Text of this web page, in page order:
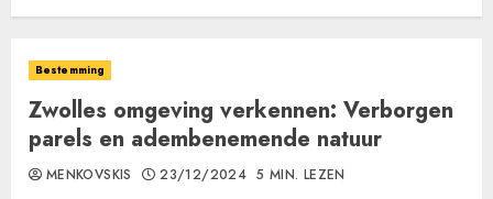
Bestemming
Zwolles omgeving verkennen: Verborgen
parels en adembenemende natuur
MENKOVSKIS 23/12/2024 5 MIN. LEZEN